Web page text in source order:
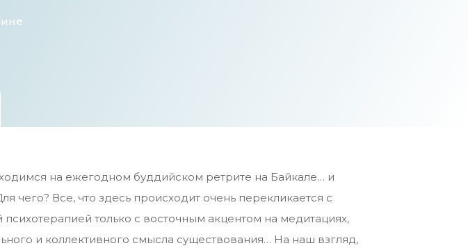
на ежегодном буддийском ретрите на Байкале… и
Все, что здесь происходит очень перекликается с
только с восточным акцентом на медитациях,
и коллективного смысла существования… На наш взгляд,